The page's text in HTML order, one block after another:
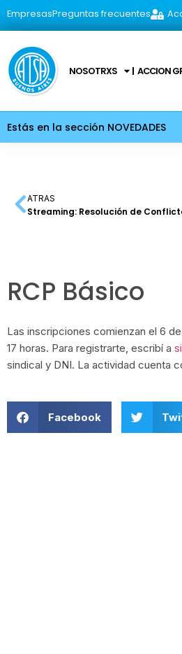
EmpresasPreguntas frecuentes
NOSOTRXS ACCION
Estás en la sección NOVEDADES
ATRAS
Streaming: Resolución de
RCP Básico
Las inscripciones comienzan el 6
17 horas. Para registrarte, escribí a
sindical y DNI. La actividad cuenta
Facebook